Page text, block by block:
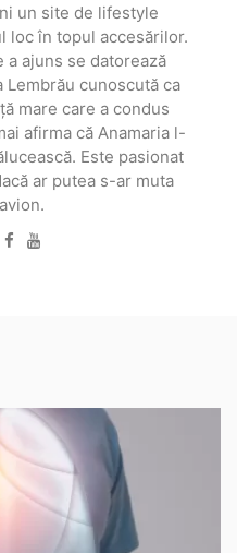
un site de lifestyle
loc în topul accesărilor.
a ajuns se datorează
Lembrău cunoscută ca
mare care a condus
afirma că Anamaria l-
Este pasionat
ar putea s-ar muta
WebsiteFacebook